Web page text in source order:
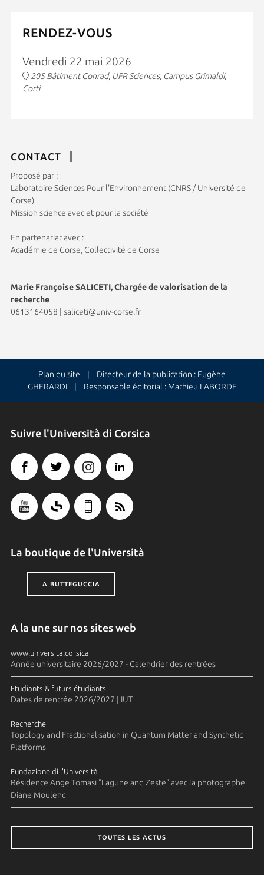
RENDEZ-VOUS
Vendredi 22 mai 2026
205 Bâtiment Conrad, UFR Sciences, Campus Grimaldi,
Corti
CONTACT
Proposé par :
Laboratoire Sciences Pour l'Environnement (CNRS / Université de
Corse)
Mission science avec et pour la société
En partenariat avec :
Académie de Corse, Collectivité de Corse
Marie Françoise SALICETI, Chargée de valorisation de la
recherche
0613164058
saliceti@univ-corse.fr
Plan du site | Directeur de la publication : Eugène
GHERARDI | Responsable éditorial : Mathieu LABORDE
Suivre l'Università di Corsica
La boutique de l'Università
A BUTTEGUCCIA
A la une sur nos sites web
www.universita.corsica
Année universitaire 2026/2027 - Calendrier des rentrées
Etudiants & futurs étudiants
Dates de rentrée 2026/2027 | IUT
Recherche
Topology and Fractionalisation in Quantum Matter and Synthetic
Platforms
Fundazione di l'Università
Résidence Ange Tomasi "Lagune and Zeste" avec la photographe
Diane Moulenc
TOUTES LES ACTUS